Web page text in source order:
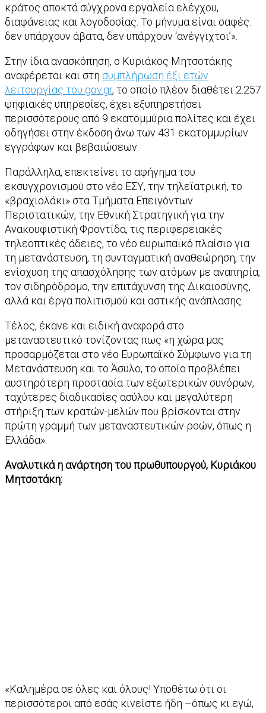
κράτος αποκτά σύγχρονα εργαλεία ελέγχου,
διαφάνειας και λογοδοσίας. Το μήνυμα είναι σαφές:
δεν υπάρχουν άβατα, δεν υπάρχουν ‘ανέγγιχτοι’».
Στην ίδια ανασκόπηση, ο Κυριάκος Μητσοτάκης
αναφέρεται και στη συμπλήρωση έξι ετών
λειτουργίας του gov.gr, το οποίο πλέον διαθέτει 2.257
ψηφιακές υπηρεσίες, έχει εξυπηρετήσει
περισσότερους από 9 εκατομμύρια πολίτες και έχει
οδηγήσει στην έκδοση άνω των 431 εκατομμυρίων
εγγράφων και βεβαιώσεων.
Παράλληλα, επεκτείνει το αφήγημα του
εκσυγχρονισμού στο νέο ΕΣΥ, την τηλεϊατρική, το
«βραχιολάκι» στα Τμήματα Επειγόντων
Περιστατικών, την Εθνική Στρατηγική για την
Ανακουφιστική Φροντίδα, τις περιφερειακές
τηλεοπτικές άδειες, το νέο ευρωπαϊκό πλαίσιο για
τη μετανάστευση, τη συνταγματική αναθεώρηση, την
ενίσχυση της απασχόλησης των ατόμων με αναπηρία,
τον σιδηρόδρομο, την επιτάχυνση της Δικαιοσύνης,
αλλά και έργα πολιτισμού και αστικής ανάπλασης.
Τέλος, έκανε και ειδική αναφορά στο
μεταναστευτικό τονίζοντας πως «η χώρα μας
προσαρμόζεται στο νέο Ευρωπαϊκό Σύμφωνο για τη
Μετανάστευση και το Άσυλο, το οποίο προβλέπει
αυστηρότερη προστασία των εξωτερικών συνόρων,
ταχύτερες διαδικασίες ασύλου και μεγαλύτερη
στήριξη των κρατών-μελών που βρίσκονται στην
πρώτη γραμμή των μεταναστευτικών ροών, όπως η
Ελλάδα».
Αναλυτικά η ανάρτηση του πρωθυπουργού, Κυριάκου
Μητσοτάκη:
«Καλημέρα σε όλες και όλους! Υποθέτω ότι οι
περισσότεροι από εσάς κινείστε ήδη –όπως κι εγώ,